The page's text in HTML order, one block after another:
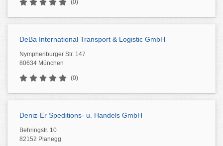
(0)
DeBa International Transport & Logistic GmbH
Nymphenburger Str. 147
80634 München
(0)
Deniz-Er Speditions- u. Handels GmbH
Behringstr. 10
82152 Planegg